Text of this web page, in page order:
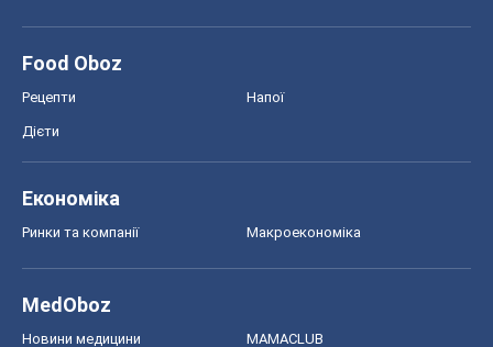
Food Oboz
Рецепти Напої
Дієти
Економіка
Ринки та компанії Макроекономіка
MedOboz
Новини медицини MAMACLUB